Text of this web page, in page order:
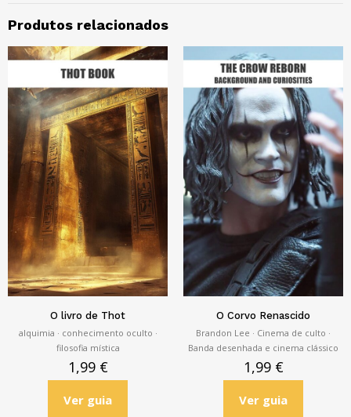
Produtos relacionados
O livro de Thot
alquimia · conhecimento oculto ·
filosofia mística
1,99 €
Ver guia
O Corvo Renascido
Brandon Lee · Cinema de culto ·
Banda desenhada e cinema clássico
1,99 €
Ver guia